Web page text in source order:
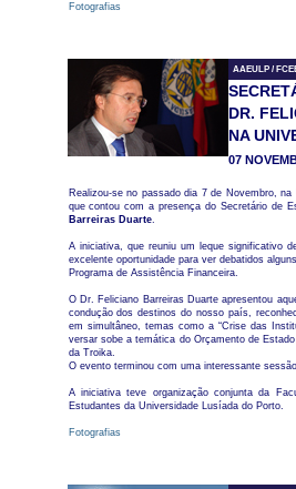
Fotografias
AAEULP /
DR.
NA
07
Realizou-se no passado dia 7 de Novembro,
que contou com a presença do Secretário de
Barreiras Duarte.
A iniciativa, que reuniu um leque significativo
excelente oportunidade para ver debatidos
Programa de Assistência Financeira.
O Dr. Feliciano Barreiras Duarte apresentou
condução dos destinos do nosso país,
em simultâneo, temas como a “Crise das
versar sobe a temática do Orçamento de
da Troika.
O evento terminou com uma interessante
A iniciativa teve organização conjunta da
Estudantes da Universidade Lusíada do Porto.
Fotografias